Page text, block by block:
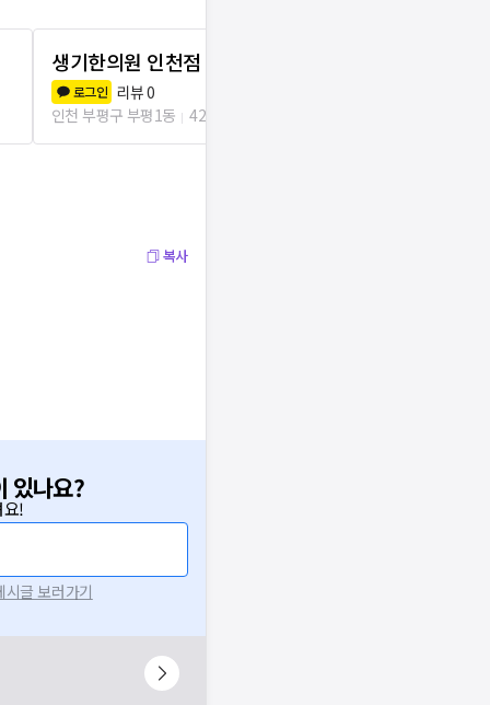
생기한의원 인천점
로그인 리뷰0
인천 부평구 부평1동
42m
복사
있나요?
요!
글 보러가기